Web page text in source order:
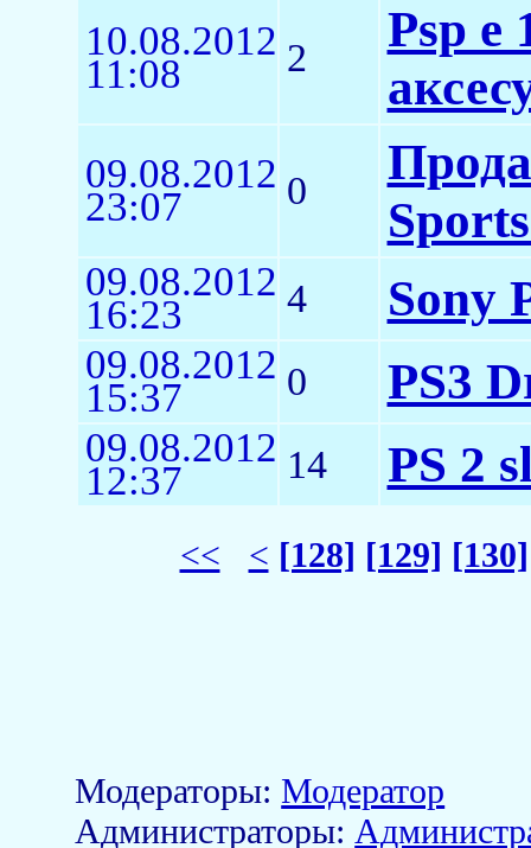
10.08.2012
11:08 2
Psp e
09.08.2012
23:07 0
09.08.2012
16:23 4 Sony
09.08.2012
15:37 0 PS3
09.08.2012
12:37 14 PS 2
<< < [128] [129] [130]
Модераторы:Модератор
Aдминистраторы: